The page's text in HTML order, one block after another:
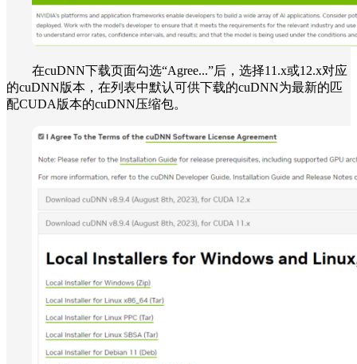
在cuDNN下载页面勾选“Agree...”后，选择11.x或12.x对应
的cuDNN版本，在列表中默认可供下载的cuDNN为最新的匹
配CUDA版本的cuDNN压缩包。